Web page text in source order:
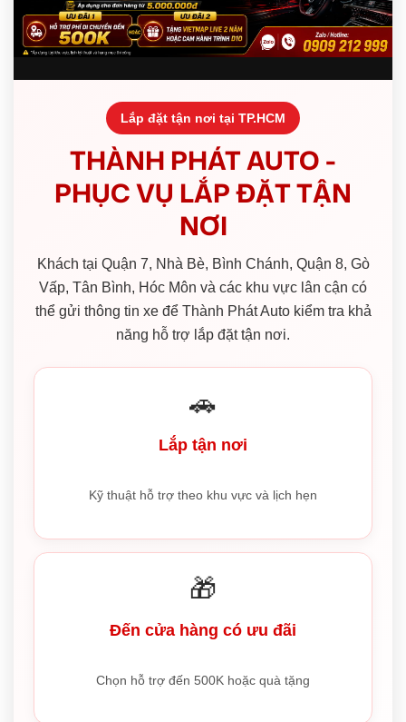
Lắp đặt tận nơi tại TP.HCM
THÀNH PHÁT AUTO -
PHỤC VỤ LẮP ĐẶT TẬN
NƠI
Khách tại Quận 7, Nhà Bè, Bình Chánh, Quận 8, Gò
Vấp, Tân Bình, Hóc Môn và các khu vực lân cận có
thể gửi thông tin xe để Thành Phát Auto kiểm tra khả
năng hỗ trợ lắp đặt tận nơi.
🚗
Lắp tận nơi
Kỹ thuật hỗ trợ theo khu vực và lịch hẹn
🎁
Đến cửa hàng có ưu đãi
Chọn hỗ trợ đến 500K hoặc quà tặng